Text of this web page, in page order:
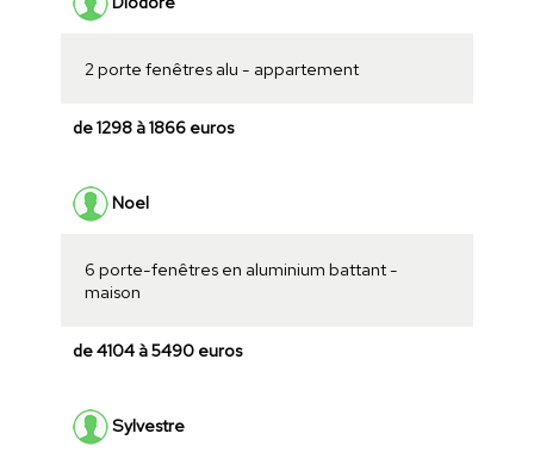
2 porte fenêtres alu - appartement
de 1298 à 1866 euros
Noel
6 porte-fenêtres en aluminium battant -
maison
de 4104 à 5490 euros
Sylvestre